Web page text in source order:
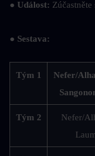
● Událost:
● Sestava:
Tým 1
Nefer/
Tým 2
Nefer/